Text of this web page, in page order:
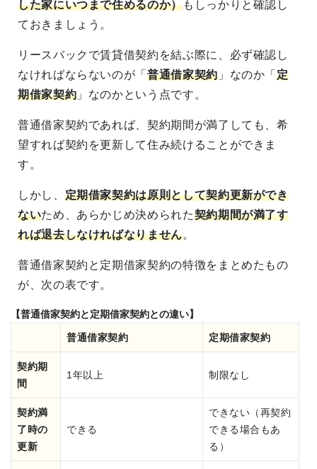
した家にいつまで住めるのか）もしっかりと確認し
ておきましょう。
リースバックで賃貸借契約を結ぶ際に、必ず確認し
なければならないのが「普通借家契約」なのか「定
期借家契約 」なのかという点です。
普通借家契約であれば、契約期間が満了しても、希
望すれば契約を更新して住み続けることができま
す。
しかし、 定期借家契約は原則として契約更新ができ
ないため、あらかじめ決められた契約期間が満了す
れば退去しなければなりません。
普通借家契約と定期借家契約の特徴をまとめたもの
が、次の表です。
【普通借家契約と定期借家契約との違い】
普通借家契約 定期借家契約
契約期
間
1年以上 制限なし
契約満
了時の
更新
できる
できない（再契約
できる場合もあ
る）